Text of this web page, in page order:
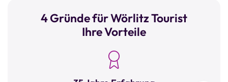
4 Gründe für Wörlitz Tourist
Ihre Vorteile